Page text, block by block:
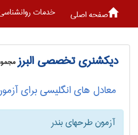
صفحه اصلی خدمات
دیکشنری تخصصی البرز
معادل های انگلیسی برای
آزمون طرحهای بندر